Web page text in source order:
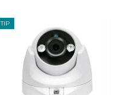
TIP